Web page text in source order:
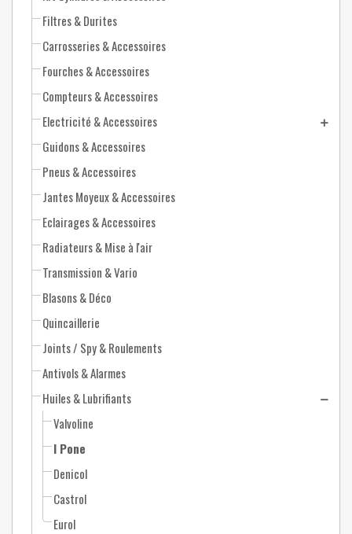
Filtres & Durites
Carrosseries & Accessoires
Fourches & Accessoires
Compteurs & Accessoires
Electricité & Accessoires
Guidons & Accessoires
Pneus & Accessoires
Jantes Moyeux & Accessoires
Eclairages & Accessoires
Radiateurs & Mise à l'air
Transmission & Vario
Blasons & Déco
Quincaillerie
Joints / Spy & Roulements
Antivols & Alarmes
Huiles & Lubrifiants
Valvoline
I Pone
Denicol
Castrol
Eurol